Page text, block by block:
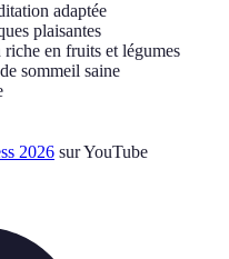
adaptée
plaisantes
en fruits et légumes
sommeil saine
2026 sur YouTube